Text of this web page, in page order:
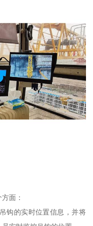
面：
钩的实时位置信息，并将